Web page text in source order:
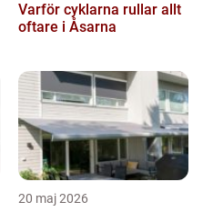
Varför cyklarna rullar allt
oftare i Åsarna
20 maj 2026